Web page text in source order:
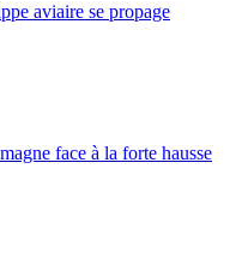
aviaire se propage
face à la forte hausse